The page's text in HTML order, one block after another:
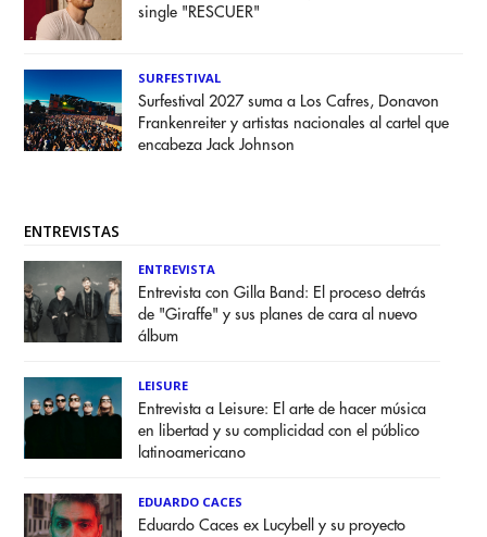
single "RESCUER"
SURFESTIVAL
Surfestival 2027 suma a Los Cafres, Donavon
Frankenreiter y artistas nacionales al cartel que
encabeza Jack Johnson
ENTREVISTAS
ENTREVISTA
Entrevista con Gilla Band: El proceso detrás
de "Giraffe" y sus planes de cara al nuevo
álbum
LEISURE
Entrevista a Leisure: El arte de hacer música
en libertad y su complicidad con el público
latinoamericano
EDUARDO CACES
Eduardo Caces ex Lucybell y su proyecto